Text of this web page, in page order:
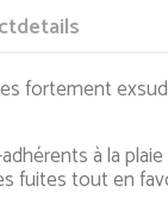
fortement
à la
fuites tout en